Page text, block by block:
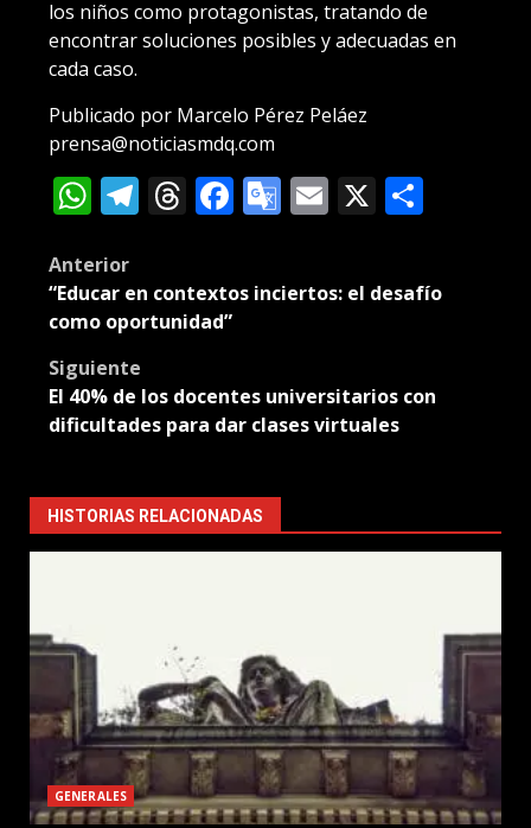
los niños como protagonistas, tratando de
encontrar soluciones posibles y adecuadas en
cada caso.
Publicado por Marcelo Pérez Peláez
prensa@noticiasmdq.com
WhatsApp
Telegram
Threads
Facebook
Google
Email
X
Post
navigation
Anterior
“Educar en contextos inciertos: el desafío
como oportunidad”
Siguiente
El 40% de los docentes universitarios con
dificultades para dar clases virtuales
HISTORIAS RELACIONADAS
GENERALES